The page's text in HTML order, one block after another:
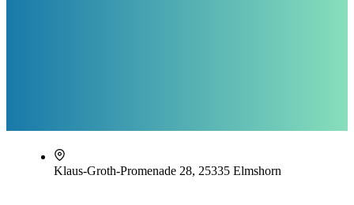
Klaus-Groth-Promenade 28, 25335 Elmshorn